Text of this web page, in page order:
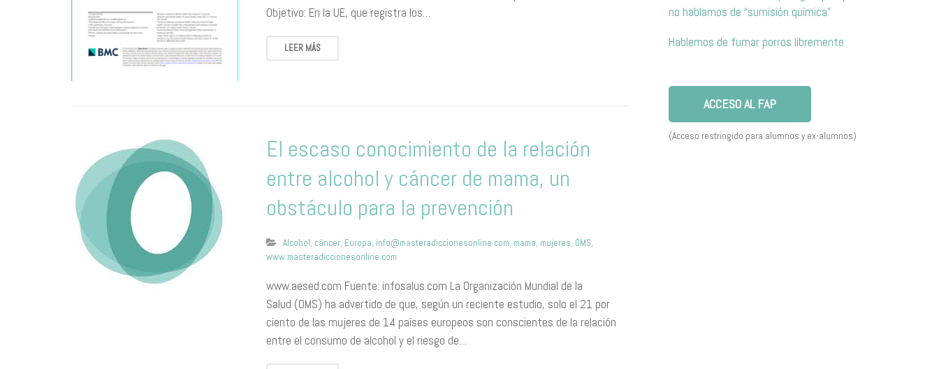
Objetivo: En la UE, que registra los…
LEER MÁS
El escaso conocimiento de la relación
entre alcohol y cáncer de mama, un
obstáculo para la prevención
Alcohol, cáncer, Europa, info@masteradiccionesonline.com, mama, mujeres, OMS,
www.masteradiccionesonline.com
www.aesed.com Fuente: infosalus.com La Organización Mundial de la
Salud (OMS) ha advertido de que, según un reciente estudio, solo el 21 por
ciento de las mujeres de 14 países europeos son conscientes de la relación
entre el consumo de alcohol y el riesgo de…
no hablamos de “sumisión química”
Hablemos de fumar porros libremente
ACCESO AL FAP
(Acceso restringido para alumnos y ex-alumnos)